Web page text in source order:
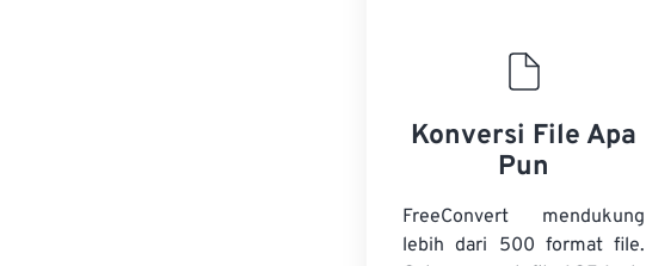
Konversi File Apa
Pun
FreeConvert mendukung
lebih dari 500 format file.